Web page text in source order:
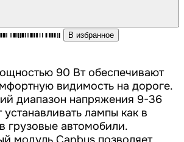
В избранное
90 Вт обеспечивают
видимость на дороге.
диапазон напряжения 9-36
устанавливать лампы как в
грузовые автомобили.